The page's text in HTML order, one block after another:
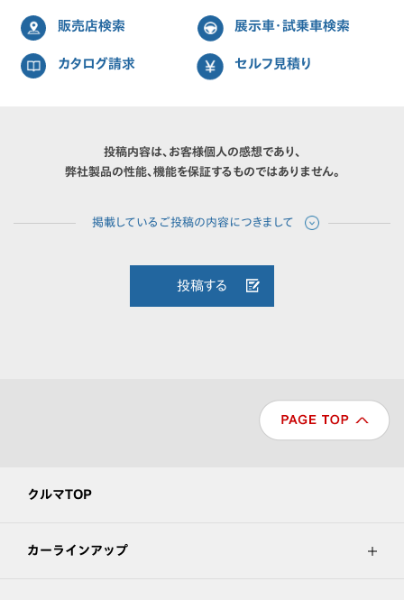
販売店検索 展示車・試乗車検索
カタログ請求 セルフ見積り
投稿内容は、お客様個人の感想であり、
弊社製品の性能、機能を保証するものではありません。
投稿する
クルマTOP
カーラインアップ